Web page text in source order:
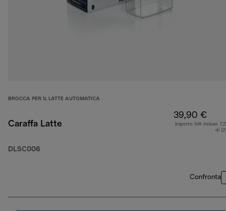
BROCCA PER IL LATTE AUTOMATICA
Caraffa Latte
DLSC006
39,90 €
Importo IVA incluso
di
Confronta